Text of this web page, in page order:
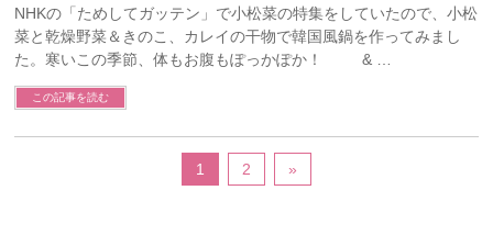
NHKの「ためしてガッテン」で小松菜の特集をしていたので、小松
菜と乾燥野菜＆きのこ、カレイの干物で韓国風鍋を作ってみまし
た。寒いこの季節、体もお腹もぽっかぽか！ & …
この記事を読む
1 2 »